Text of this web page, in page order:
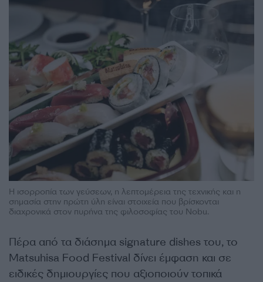
Η ισορροπία των γεύσεων, η λεπτομέρεια της τεχνικής και η
σημασία στην πρώτη ύλη είναι στοιχεία που βρίσκονται
διαχρονικά στον πυρήνα της φιλοσοφίας του Nobu.
Πέρα από τα διάσημα signature dishes του, το
Matsuhisa Food Festival δίνει έμφαση και σε
ειδικές δημιουργίες που αξιοποιούν τοπικά